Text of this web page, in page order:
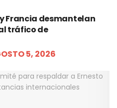
Francia desmantelan
tráfico de
5, 2026